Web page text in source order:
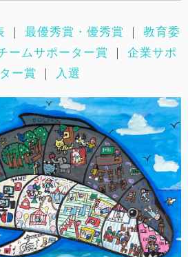
｜ 最優秀賞・優秀賞 ｜ 教育委
ームサポーター賞 ｜ 企業サポ
ー賞 ｜ 入選